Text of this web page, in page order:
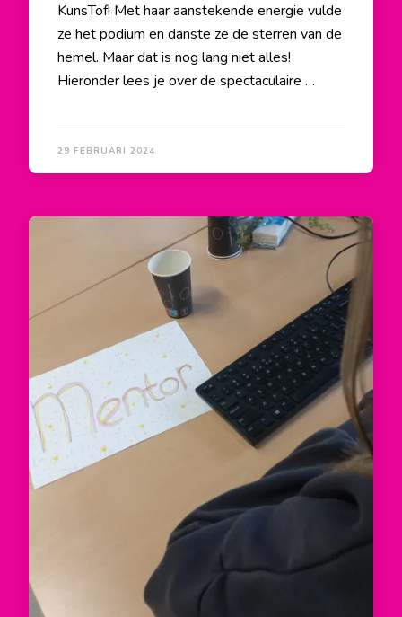
KunsTof! Met haar aanstekende energie vulde
ze het podium en danste ze de sterren van de
hemel. Maar dat is nog lang niet alles!
Hieronder lees je over de spectaculaire …
29 FEBRUARI 2024